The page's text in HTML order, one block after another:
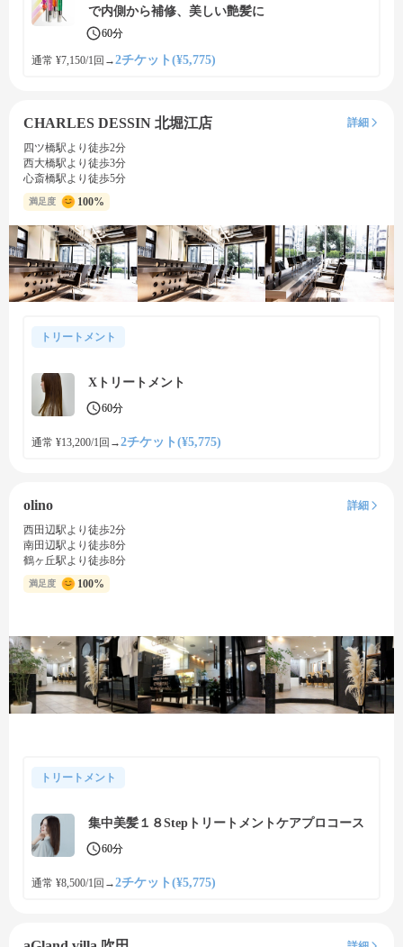
で内側から補修、美しい艶髪に
60分
通常 ¥7,150/1回 →2チケット(¥5,775)
CHARLES DESSIN 北堀江店
詳細
四ツ橋駅より徒歩2分
西大橋駅より徒歩3分
心斎橋駅より徒歩5分
満足度 100%
トリートメント
Xトリートメント
60分
通常 ¥13,200/1回 →2チケット(¥5,775)
olino
詳細
西田辺駅より徒歩2分
南田辺駅より徒歩8分
鶴ヶ丘駅より徒歩8分
満足度 100%
トリートメント
集中美髪１８Stepトリートメントケアプロコース
60分
通常 ¥8,500/1回 →2チケット(¥5,775)